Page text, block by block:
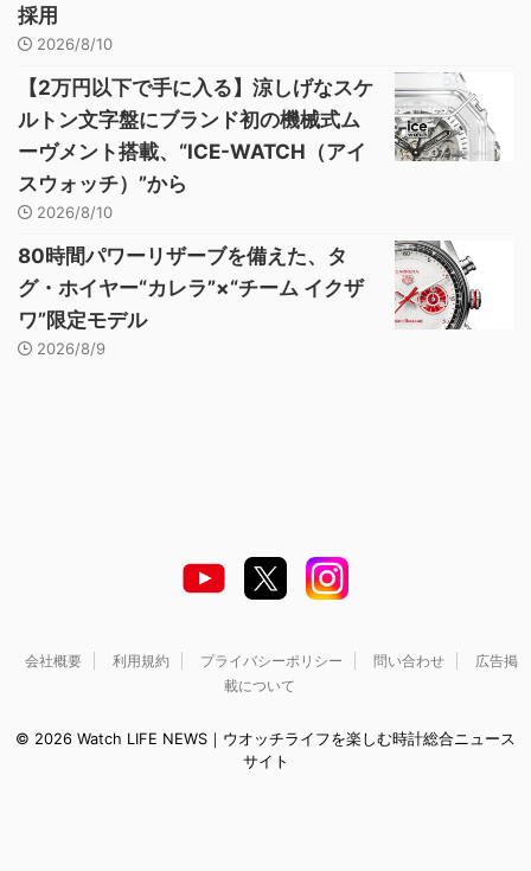
採用
2026/8/10
【2万円以下で手に入る】涼しげなスケ
ルトン文字盤にブランド初の機械式ム
ーヴメント搭載、“ICE-WATCH（アイ
スウォッチ）”から
2026/8/10
80時間パワーリザーブを備えた、タ
グ・ホイヤー“カレラ”×“チーム イクザ
ワ”限定モデル
2026/8/9
会社概要 利用規約 プライバシーポリシー 問い合わせ
広告掲
載について
© 2026 Watch LIFE NEWS｜ウオッチライフを楽しむ時計総合ニュース
サイト